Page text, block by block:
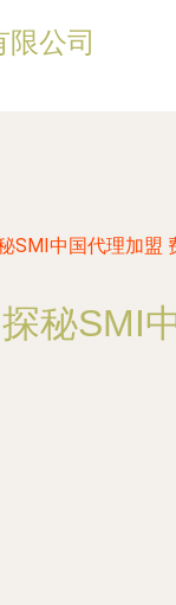
公司
SMI中国代理加盟
探秘SMI